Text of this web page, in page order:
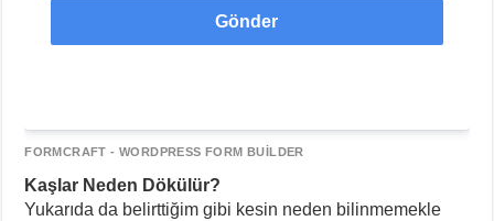
Gönder
FORMCRAFT - WORDPRESS FORM BUILDER
Kaşlar Neden Dökülür?
Yukarıda da belirttiğim gibi kesin neden bilinmemekle